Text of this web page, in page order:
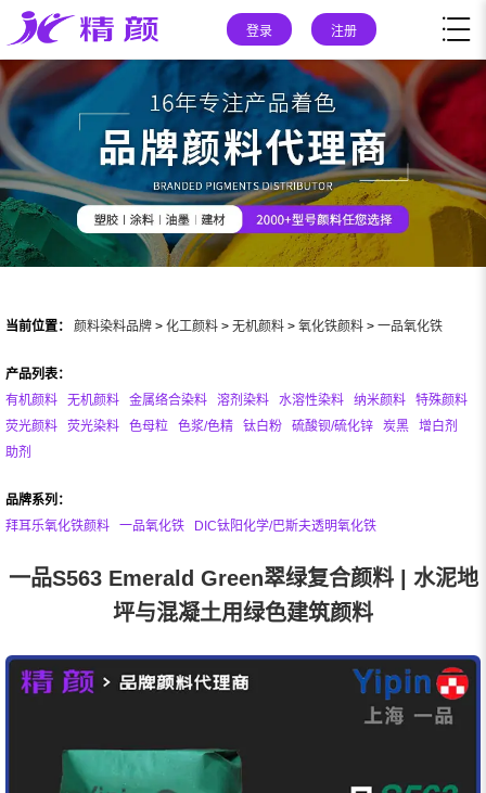
登录 注册
当前位置： 颜料染料品牌 > 化工颜料 > 无机颜料 > 氧化铁颜料 > 一品氧化铁
产品列表：
有机颜料
无机颜料 金属络合染料 溶剂染料 水溶性染料 纳米颜料
特殊颜料
荧光颜料
荧光染料 色母粒 色浆/色精 钛白粉 硫酸钡/硫化锌 炭黑
增白剂
助剂
品牌系列：
拜耳乐氧化铁颜料
一品氧化铁 DIC钛阳化学/巴斯夫透明氧化铁
一品S563 Emerald Green翠绿复合颜料 | 水泥地
坪与混凝土用绿色建筑颜料